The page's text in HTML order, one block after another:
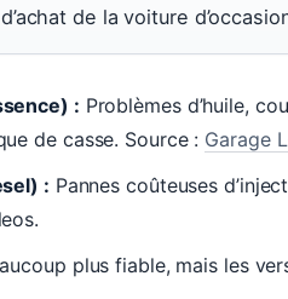
de la voiture
: Problèmes d’huile,
de casse. Source : Garage
: Pannes coûteuses
plus fiable, mais les